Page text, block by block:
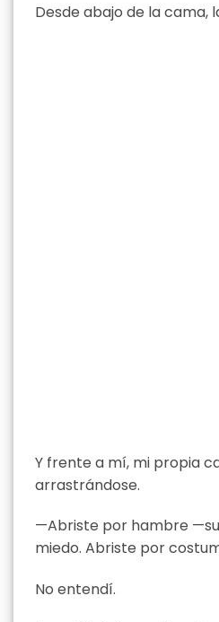
Desde abajo de la cama,
Y frente a mí, mi propia
arrastrándose.
—Abriste por hambre
miedo. Abriste por
No entendí.